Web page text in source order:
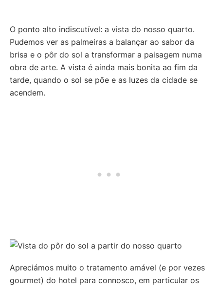
O ponto alto indiscutível: a vista do nosso quarto.
Pudemos ver as palmeiras a balançar ao sabor da
brisa e o pôr do sol a transformar a paisagem numa
obra de arte. A vista é ainda mais bonita ao fim da
tarde, quando o sol se põe e as luzes da cidade se
acendem.
Apreciámos muito o tratamento amável (e por vezes
gourmet) do hotel para connosco, em particular os